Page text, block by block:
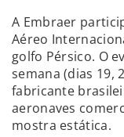
A Embraer
Aéreo
golfo Pérsico. O
semana (dias 19,
fabricante
aeronaves
mostra estática.